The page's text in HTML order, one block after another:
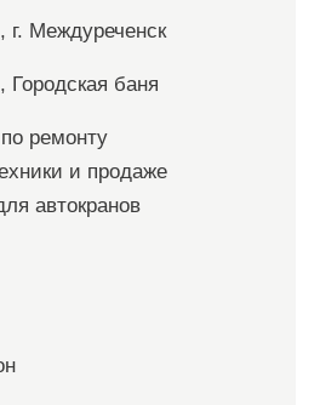
г. Междуреченск
Городская баня
ремонту
и продаже
автокранов